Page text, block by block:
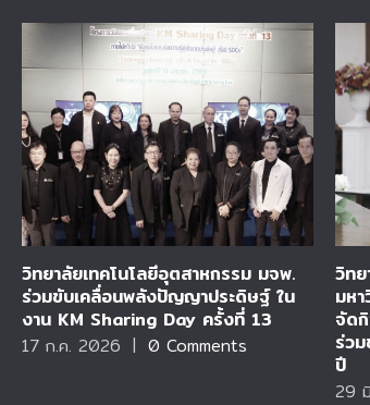
วิทยาลัยเทคโนโลยีอุตสาหกรรม มจพ.
ร่วมขับเคลื่อนพลังปัญญาประดิษฐ์ ใน
งาน KM Sharing Day ครั้งที่ 13
17 ก.ค. 2026 | 0 Comments
วิท
มห
จัด
ร่ว
ปี
29